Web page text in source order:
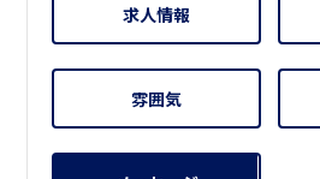
求人情報
雰囲気